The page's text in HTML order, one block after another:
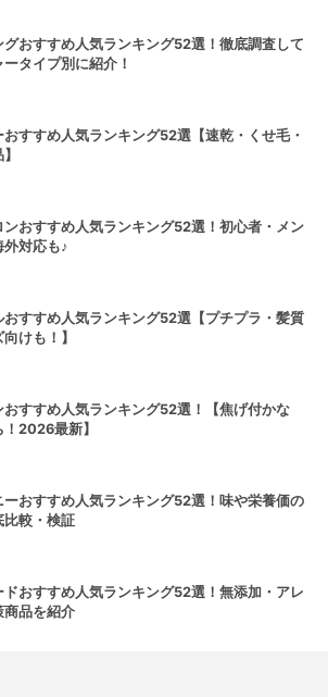
グおすすめ人気ランキング52選！徹底調査して
タイプ別に紹介！
おすすめ人気ランキング52選【速乾・くせ毛・
ンおすすめ人気ランキング52選！初心者・メン
外対応も♪
おすすめ人気ランキング52選【プチプラ・髪質
けも！】
おすすめ人気ランキング52選！【焦げ付かな
2026最新】
ーおすすめ人気ランキング52選！味や栄養価の
比較・検証
ドおすすめ人気ランキング52選！無添加・アレ
商品を紹介